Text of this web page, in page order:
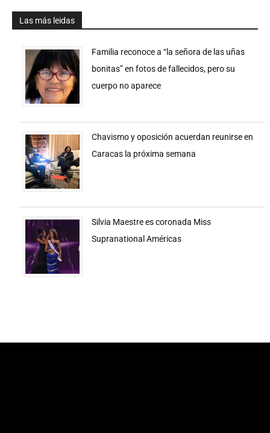
Las más leidas
Familia reconoce a “la señora de las uñas
bonitas” en fotos de fallecidos, pero su
cuerpo no aparece
Chavismo y oposición acuerdan reunirse en
Caracas la próxima semana
Silvia Maestre es coronada Miss
Supranational Américas